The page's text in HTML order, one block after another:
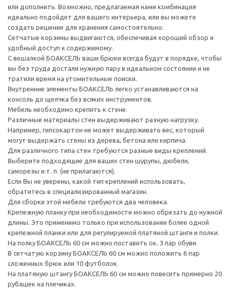
или дополнить. Возможно, предлагаемая нами комбинация
идеально подойдет для вашего интерьера, или вы можете
создать решение для хранения самостоятельно.
Сетчатые корзины выдвигаются, обеспечивая хороший обзор и
удобный доступ к содержимому.
С вешалкой БОАКСЕЛЬ ваши брюки всегда будут в порядке, чтобы
вы без труда достали нужную пару в идеальном состоянии и не
тратили время на утомительные поиски.
Внутренние элементы БОАКСЕЛЬ легко устанавливаются на
консоль до щелчка без всяких инструментов.
Мебель необходимо крепить к стене.
Различные материалы стен выдерживают разную нагрузку.
Например, гипсокартон не может выдерживать вес, который
могут выдержать стены из дерева, бетона или кирпича.
Для различного типа стен требуются разные виды креплений.
Выберите подходящие для ваших стен шурупы, дюбели,
саморезы и т. п. (не прилагаются).
Если Вы не уверены, какой тип креплений использовать,
обратитесь в специализированный магазин.
Для сборки этой мебели требуются два человека.
Крепежную планку при необходимости можно обрезать до нужной
длины. Это применимо только при использовании более одной
крепежной планки или для регулируемой платяной штанги и полки.
На полку БОАКСЕЛЬ 60 см можно поставить ок. 3 пар обуви.
В сетчатую корзину БОАКСЕЛЬ 60 см можно положить 6 пар
сложенных брюк или 10 футболок.
На платяную штангу БОАКСЕЛЬ 60 см можно повесить примерно 20
рубашек на плечиках.